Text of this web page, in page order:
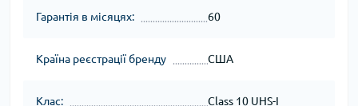
Гарантія в місяцях: 60
Країна реєстрації бренду США
Клас: Class 10 UHS-I